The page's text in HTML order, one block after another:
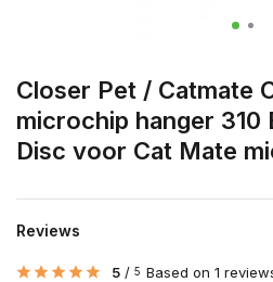
Closer Pet / Catmate
microchip hanger 310
Disc voor Cat Mate
Reviews
5 / 5 Based on 1